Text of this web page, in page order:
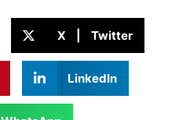
X | Twitter
LinkedIn